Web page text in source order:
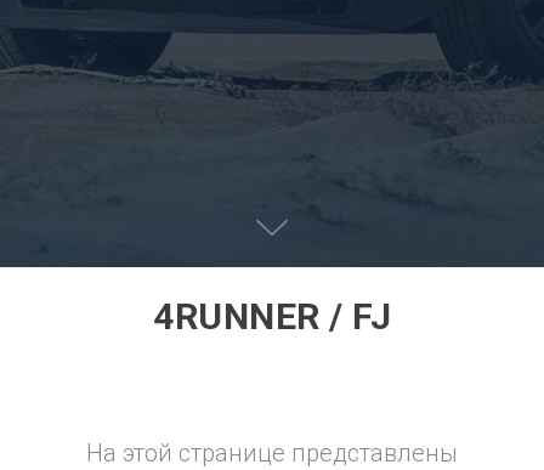
4RUNNER / FJ
На этой странице представлены